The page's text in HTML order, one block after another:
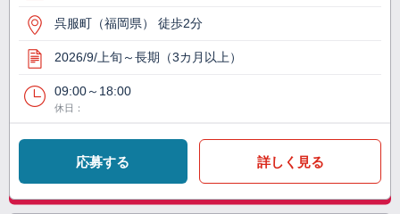
呉服町（福岡県） 徒歩2分
2026/9/上旬～長期（3カ月以上）
09:00～18:00
休日：
応募する 詳しく見る